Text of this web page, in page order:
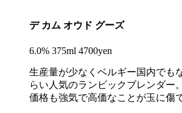
デ カム オウド グーズ
6.0% 375ml 4700yen
生産量が少なくベルギー国内でも
らい人気のランビックブレンダー
価格も強気で高価なことが玉に傷